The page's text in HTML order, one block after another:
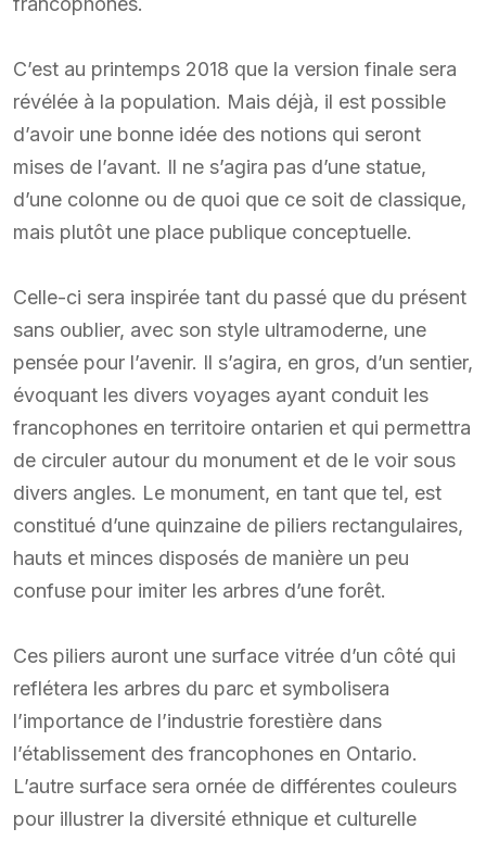
C’est au printemps 2018 que la version finale sera
révélée à la population. Mais déjà, il est possible
d’avoir une bonne idée des notions qui seront
mises de l’avant. Il ne s’agira pas d’une statue,
d’une colonne ou de quoi que ce soit de classique,
mais plutôt une place publique conceptuelle.
Celle-ci sera inspirée tant du passé que du présent
sans oublier, avec son style ultramoderne, une
pensée pour l’avenir. Il s’agira, en gros, d’un sentier,
évoquant les divers voyages ayant conduit les
francophones en territoire ontarien et qui permettra
de circuler autour du monument et de le voir sous
divers angles. Le monument, en tant que tel, est
constitué d’une quinzaine de piliers rectangulaires,
hauts et minces disposés de manière un peu
confuse pour imiter les arbres d’une forêt.
Ces piliers auront une surface vitrée d’un côté qui
reflétera les arbres du parc et symbolisera
l’importance de l’industrie forestière dans
l’établissement des francophones en Ontario.
L’autre surface sera ornée de différentes couleurs
pour illustrer la diversité ethnique et culturelle